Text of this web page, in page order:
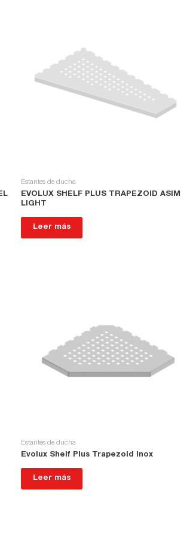
Estantes de ducha
EVOLUX SHELF PLUS TRAPEZOID ASIM
LIGHT
Leer más
Estantes de ducha
Evolux Shelf Plus Trapezoid Inox
Leer más